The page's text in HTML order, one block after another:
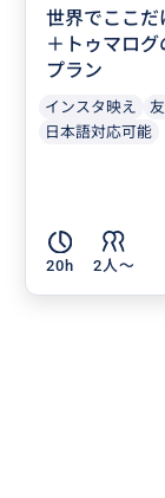
世界でここ
＋トゥマロ
プラン
インスタ映え
日本語対応可能
20h 2人〜